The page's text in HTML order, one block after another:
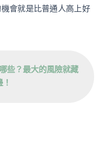
會就是比普通人高上好
些？最大的風險就藏